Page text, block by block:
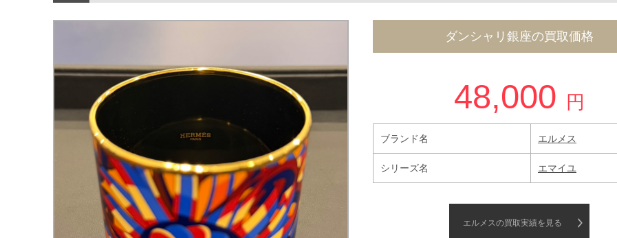
ダンシャリ銀座の買取価格
48,000 円
ブランド名 エルメス
シリーズ名 エマイユ
エルメスの買取実績を見る